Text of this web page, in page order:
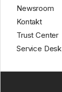
Newsroom
Kontakt
Trust Center
Service Desk